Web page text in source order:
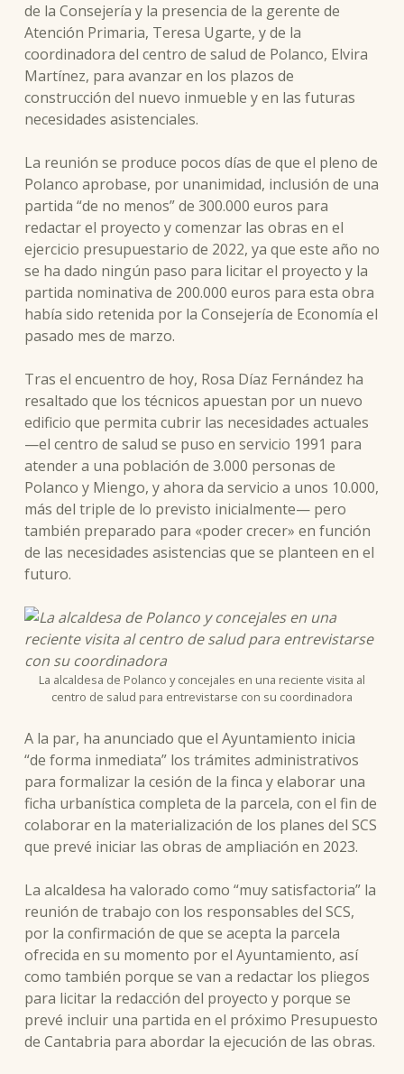
de la Consejería y la presencia de la gerente de
Atención Primaria, Teresa Ugarte, y de la
coordinadora del centro de salud de Polanco, Elvira
Martínez, para avanzar en los plazos de
construcción del nuevo inmueble y en las futuras
necesidades asistenciales.
La reunión se produce pocos días de que el pleno de
Polanco aprobase, por unanimidad, inclusión de una
partida “de no menos” de 300.000 euros para
redactar el proyecto y comenzar las obras en el
ejercicio presupuestario de 2022, ya que este año no
se ha dado ningún paso para licitar el proyecto y la
partida nominativa de 200.000 euros para esta obra
había sido retenida por la Consejería de Economía el
pasado mes de marzo.
Tras el encuentro de hoy, Rosa Díaz Fernández ha
resaltado que los técnicos apuestan por un nuevo
edificio que permita cubrir las necesidades actuales
—el centro de salud se puso en servicio 1991 para
atender a una población de 3.000 personas de
Polanco y Miengo, y ahora da servicio a unos 10.000,
más del triple de lo previsto inicialmente— pero
también preparado para «poder crecer» en función
de las necesidades asistencias que se planteen en el
futuro.
La alcaldesa de Polanco y concejales en una reciente visita al
centro de salud para entrevistarse con su coordinadora
A la par, ha anunciado que el Ayuntamiento inicia
“de forma inmediata” los trámites administrativos
para formalizar la cesión de la finca y elaborar una
ficha urbanística completa de la parcela, con el fin de
colaborar en la materialización de los planes del SCS
que prevé iniciar las obras de ampliación en 2023.
La alcaldesa ha valorado como “muy satisfactoria” la
reunión de trabajo con los responsables del SCS,
por la confirmación de que se acepta la parcela
ofrecida en su momento por el Ayuntamiento, así
como también porque se van a redactar los pliegos
para licitar la redacción del proyecto y porque se
prevé incluir una partida en el próximo Presupuesto
de Cantabria para abordar la ejecución de las obras.